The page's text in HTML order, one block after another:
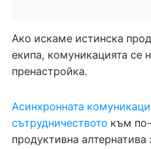
Ако искаме истинска
екипа, комуникацията се
пренастройка.
Асинхронната
сътрудничеството към
продуктивна алтернатива